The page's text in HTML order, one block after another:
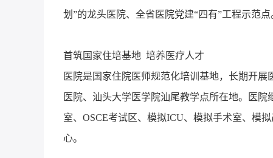
划”的龙头医院、全省医院党建“四有”工程示范点
首筑国家住培基地 培养医疗人才
医院是国家住院医师规范化培训基地，长期开
医院、汕头大学医学院汕尾教学点所在地。医
室、OSCE考试区、模拟ICU、模拟手术室、模
心。